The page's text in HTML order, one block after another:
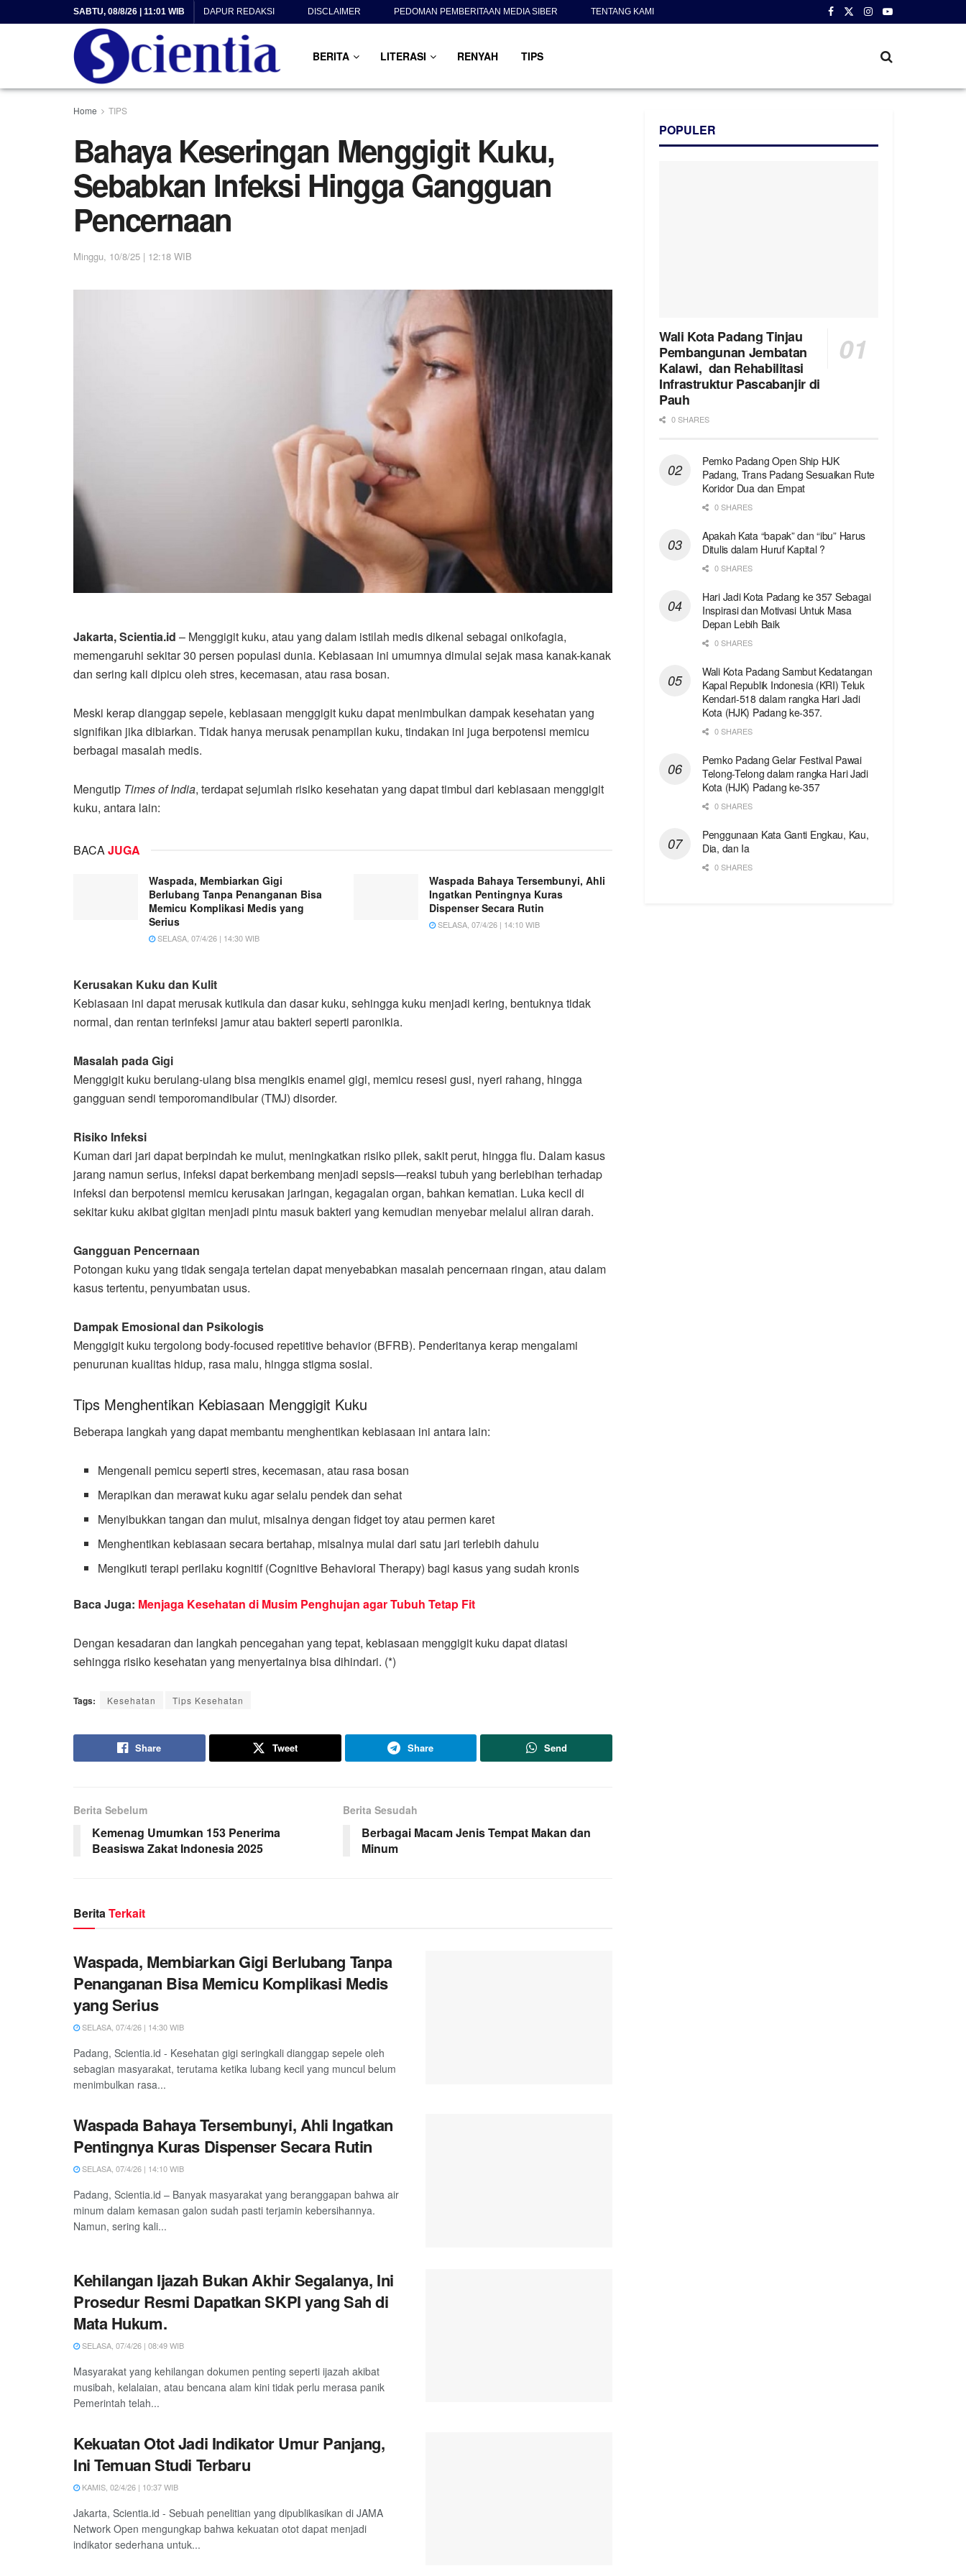
SABTU, 08/8/26 | 11:01 WIB DAPUR REDAKSI DISCLAIMER PEDOMAN PEMBERITAAN MEDIA SIBER TENTANG KAMI
BERITA LITERASI RENYAH TIPS
Home TIPS
Bahaya Keseringan Menggigit Kuku,
Sebabkan Infeksi Hingga Gangguan
Pencernaan
Minggu, 10/8/25 | 12:18 WIB
Jakarta, Scientia.id – Menggigit kuku, atau yang dalam istilah medis dikenal sebagai onikofagia,
memengaruhi sekitar 30 persen populasi dunia. Kebiasaan ini umumnya dimulai sejak masa kanak-kanak
dan sering kali dipicu oleh stres, kecemasan, atau rasa bosan.
Meski kerap dianggap sepele, kebiasaan menggigit kuku dapat menimbulkan dampak kesehatan yang
signifikan jika dibiarkan. Tidak hanya merusak penampilan kuku, tindakan ini juga berpotensi memicu
berbagai masalah medis.
Mengutip Times of India, terdapat sejumlah risiko kesehatan yang dapat timbul dari kebiasaan menggigit
kuku, antara lain:
BACAJUGA
Waspada, Membiarkan Gigi
Berlubang Tanpa Penanganan Bisa
Memicu Komplikasi Medis yang
Serius
SELASA, 07/4/26 | 14:30 WIB
Waspada Bahaya Tersembunyi, Ahli
Ingatkan Pentingnya Kuras
Dispenser Secara Rutin
SELASA, 07/4/26 | 14:10 WIB
Kerusakan Kuku dan Kulit
Kebiasaan ini dapat merusak kutikula dan dasar kuku, sehingga kuku menjadi kering, bentuknya tidak
normal, dan rentan terinfeksi jamur atau bakteri seperti paronikia.
Masalah pada Gigi
Menggigit kuku berulang-ulang bisa mengikis enamel gigi, memicu resesi gusi, nyeri rahang, hingga
gangguan sendi temporomandibular (TMJ) disorder.
Risiko Infeksi
Kuman dari jari dapat berpindah ke mulut, meningkatkan risiko pilek, sakit perut, hingga flu. Dalam kasus
jarang namun serius, infeksi dapat berkembang menjadi sepsis—reaksi tubuh yang berlebihan terhadap
infeksi dan berpotensi memicu kerusakan jaringan, kegagalan organ, bahkan kematian. Luka kecil di
sekitar kuku akibat gigitan menjadi pintu masuk bakteri yang kemudian menyebar melalui aliran darah.
Gangguan Pencernaan
Potongan kuku yang tidak sengaja tertelan dapat menyebabkan masalah pencernaan ringan, atau dalam
kasus tertentu, penyumbatan usus.
Dampak Emosional dan Psikologis
Menggigit kuku tergolong body-focused repetitive behavior (BFRB). Penderitanya kerap mengalami
penurunan kualitas hidup, rasa malu, hingga stigma sosial.
Tips Menghentikan Kebiasaan Menggigit Kuku
Beberapa langkah yang dapat membantu menghentikan kebiasaan ini antara lain:
Mengenali pemicu seperti stres, kecemasan, atau rasa bosan
Merapikan dan merawat kuku agar selalu pendek dan sehat
Menyibukkan tangan dan mulut, misalnya dengan fidget toy atau permen karet
Menghentikan kebiasaan secara bertahap, misalnya mulai dari satu jari terlebih dahulu
Mengikuti terapi perilaku kognitif (Cognitive Behavioral Therapy) bagi kasus yang sudah kronis
Baca Juga: Menjaga Kesehatan di Musim Penghujan agar Tubuh Tetap Fit
Dengan kesadaran dan langkah pencegahan yang tepat, kebiasaan menggigit kuku dapat diatasi
sehingga risiko kesehatan yang menyertainya bisa dihindari. (*)
Tags: Kesehatan Tips Kesehatan
Share Tweet Share Send
Berita Sebelum
Kemenag Umumkan 153 Penerima
Beasiswa Zakat Indonesia 2025
Berita Sesudah
Berbagai Macam Jenis Tempat Makan dan
Minum
BeritaTerkait
Waspada, Membiarkan Gigi Berlubang Tanpa
Penanganan Bisa Memicu Komplikasi Medis
yang Serius
SELASA, 07/4/26 | 14:30 WIB
Padang, Scientia.id - Kesehatan gigi seringkali dianggap sepele oleh
sebagian masyarakat, terutama ketika lubang kecil yang muncul belum
menimbulkan rasa...
Waspada Bahaya Tersembunyi, Ahli Ingatkan
Pentingnya Kuras Dispenser Secara Rutin
SELASA, 07/4/26 | 14:10 WIB
Padang, Scientia.id – Banyak masyarakat yang beranggapan bahwa air
minum dalam kemasan galon sudah pasti terjamin kebersihannya.
Namun, sering kali...
Kehilangan Ijazah Bukan Akhir Segalanya, Ini
Prosedur Resmi Dapatkan SKPI yang Sah di
Mata Hukum.
SELASA, 07/4/26 | 08:49 WIB
Masyarakat yang kehilangan dokumen penting seperti ijazah akibat
musibah, kelalaian, atau bencana alam kini tidak perlu merasa panik
Pemerintah telah...
Kekuatan Otot Jadi Indikator Umur Panjang,
Ini Temuan Studi Terbaru
KAMIS, 02/4/26 | 10:37 WIB
Jakarta, Scientia.id - Sebuah penelitian yang dipublikasikan di JAMA
Network Open mengungkap bahwa kekuatan otot dapat menjadi
indikator sederhana untuk...
POPULER
Wali Kota Padang Tinjau
Pembangunan Jembatan
Kalawi, dan Rehabilitasi
Infrastruktur Pascabanjir di
Pauh
0 SHARES
Pemko Padang Open Ship HJK
Padang, Trans Padang Sesuaikan Rute
Koridor Dua dan Empat
0 SHARES
Apakah Kata “bapak” dan “ibu” Harus
Ditulis dalam Huruf Kapital ?
0 SHARES
Hari Jadi Kota Padang ke 357 Sebagai
Inspirasi dan Motivasi Untuk Masa
Depan Lebih Baik
0 SHARES
Wali Kota Padang Sambut Kedatangan
Kapal Republik Indonesia (KRI) Teluk
Kendari-518 dalam rangka Hari Jadi
Kota (HJK) Padang ke-357.
0 SHARES
Pemko Padang Gelar Festival Pawai
Telong-Telong dalam rangka Hari Jadi
Kota (HJK) Padang ke-357
0 SHARES
Penggunaan Kata Ganti Engkau, Kau,
Dia, dan Ia
0 SHARES